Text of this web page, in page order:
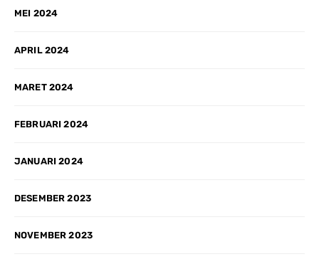
MEI 2024
APRIL 2024
MARET 2024
FEBRUARI 2024
JANUARI 2024
DESEMBER 2023
NOVEMBER 2023